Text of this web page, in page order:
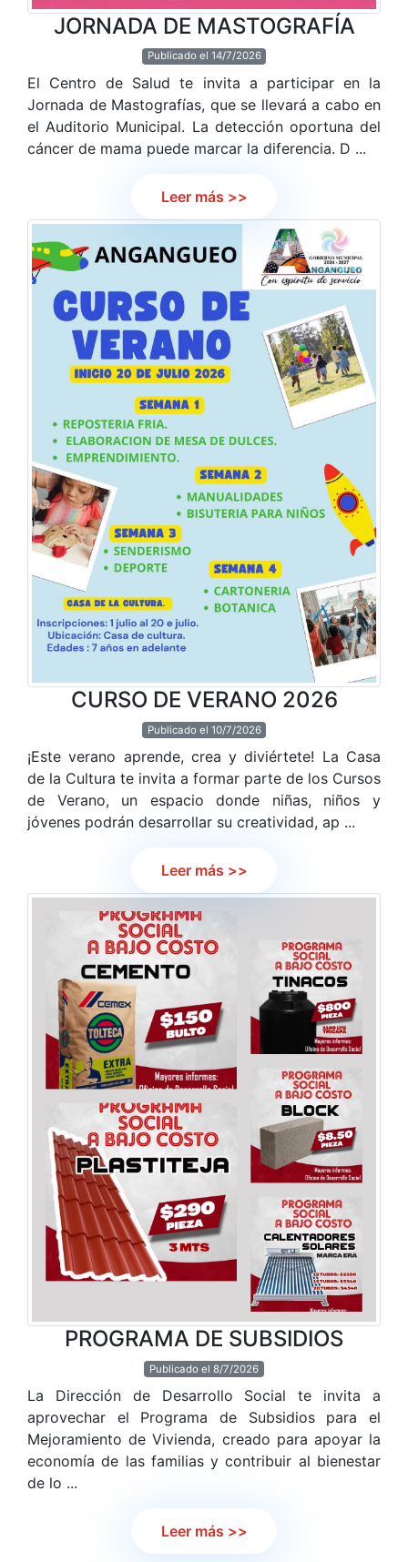
JORNADA DE MASTOGRAFÍA
Publicado el 14/7/2026
El Centro de Salud te invita a participar en la
Jornada de Mastografías, que se llevará a cabo en
el Auditorio Municipal. La detección oportuna del
cáncer de mama puede marcar la diferencia. D ...
Leer más >>
CURSO DE VERANO 2026
Publicado el 10/7/2026
¡Este verano aprende, crea y diviértete! La Casa
de la Cultura te invita a formar parte de los Cursos
de Verano, un espacio donde niñas, niños y
jóvenes podrán desarrollar su creatividad, ap ...
Leer más >>
PROGRAMA DE SUBSIDIOS
Publicado el 8/7/2026
La Dirección de Desarrollo Social te invita a
aprovechar el Programa de Subsidios para el
Mejoramiento de Vivienda, creado para apoyar la
economía de las familias y contribuir al bienestar
de lo ...
Leer más >>